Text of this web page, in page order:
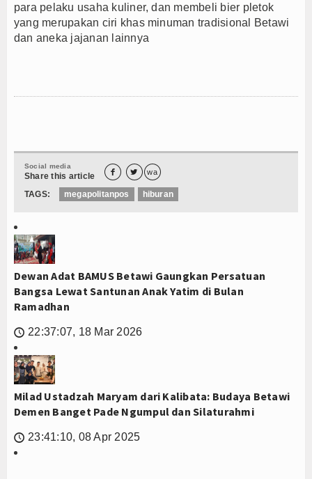
para pelaku usaha kuliner, dan membeli bier pletok
yang merupakan ciri khas minuman tradisional Betawi
dan aneka jajanan lainnya
Social media
Share this article   wa
TAGS: megapolitanpos hiburan
Dewan Adat BAMUS Betawi Gaungkan Persatuan
Bangsa Lewat Santunan Anak Yatim di Bulan
Ramadhan
🕔 22:37:07, 18 Mar 2026
Milad Ustadzah Maryam dari Kalibata: Budaya Betawi
Demen Banget Pade Ngumpul dan Silaturahmi
🕔 23:41:10, 08 Apr 2025